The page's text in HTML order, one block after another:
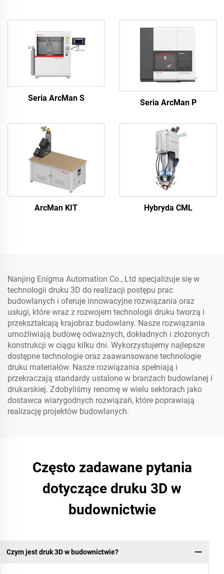
Seria ArcMan S Seria ArcMan P
ArcMan KIT Hybryda CML
Nanjing Enigma Automation Co., Ltd specjalizuje się w
technologii druku 3D do realizacji postępu prac
budowlanych i oferuje innowacyjne rozwiązania oraz
usługi, które wraz z rozwojem technologii druku tworzą i
przekształcają krajobraz budowlany. Nasze rozwiązania
umożliwiają budowę odważnych, dokładnych i złożonych
konstrukcji w ciągu kilku dni. Wykorzystujemy najlepsze
dostępne technologie oraz zaawansowane technologie
druku materiałów. Nasze rozwiązania spełniają i
przekraczają standardy ustalone w branżach budowlanej i
drukarskiej. Zdobyliśmy renomę w wielu sektorach jako
dostawca wiarygodnych rozwiązań, które poprawiają
realizację projektów budowlanych.
Często zadawane pytania
dotyczące druku 3D w
budownictwie
Czym jest druk 3D w budownictwie?